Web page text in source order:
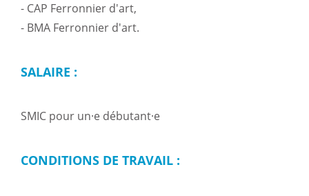
- CAP Ferronnier d'art,
- BMA Ferronnier d'art.
SALAIRE :
SMIC pour un·e débutant·e
CONDITIONS DE TRAVAIL :